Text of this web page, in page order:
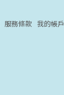
服務條款 我的帳戶